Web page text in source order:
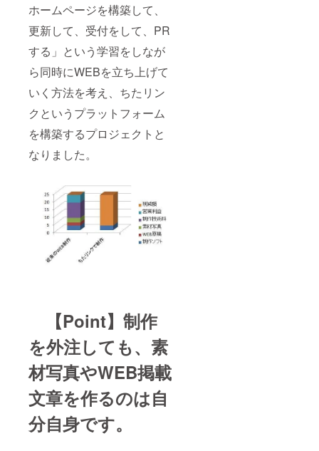
ホームページを構築して、
更新して、受付をして、PR
する」という学習をしなが
ら同時にWEBを立ち上げて
いく方法を考え、ちたリン
クというプラットフォーム
を構築するプロジェクトと
なりました。
【Point】制作
を外注しても、素
材写真やWEB掲載
文章を作るのは自
分自身です。